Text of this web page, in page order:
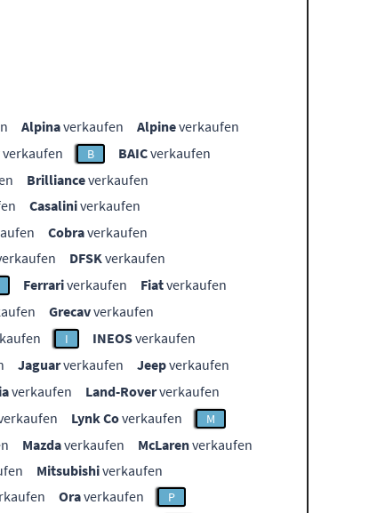
Alpinaverkaufen Alpineverkaufen
verkaufen B BAICverkaufen
Brillianceverkaufen
Casaliniverkaufen
Cobraverkaufen
DFSKverkaufen
Ferrariverkaufen Fiatverkaufen
Grecavverkaufen
I INEOSverkaufen
Jaguarverkaufen Jeepverkaufen
verkaufen Land-Roververkaufen
Lynk Coverkaufen M
Mazdaverkaufen McLarenverkaufen
Mitsubishiverkaufen
Oraverkaufen P